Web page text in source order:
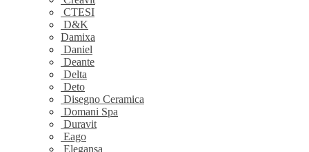
CTESI
D&K
Damixa
Daniel
Deante
Delta
Deto
Disegno Ceramica
Domani Spa
Duravit
Eago
Elegansa